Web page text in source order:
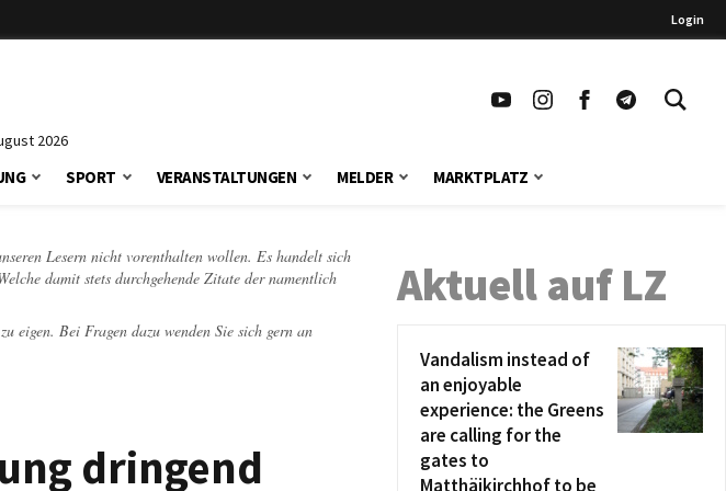
Login
2026
SPORT VERANSTALTUNGEN MELDER MARKTPLATZ
Lesern nicht vorenthalten wollen. Es handelt sich
damit stets durchgehende Zitate der namentlich
Bei Fragen dazu wenden Sie sich gern an
dringend
Aktuell auf LZ
Vandalism instead of
an enjoyable
experience: the Greens
are calling for the
gates to
Matthäikirchhof to be